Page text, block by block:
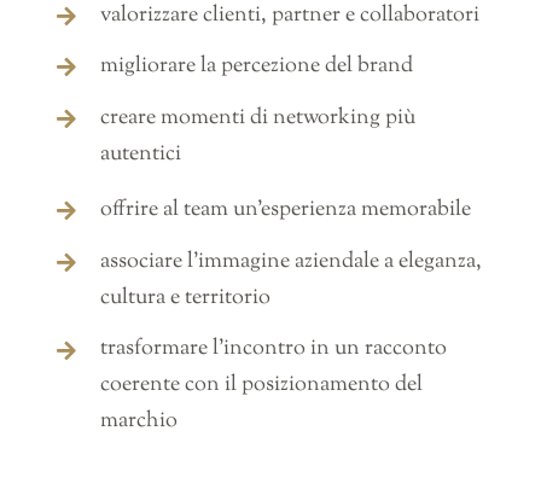
valorizzare clienti, partner e collaboratori
migliorare la percezione del brand
creare momenti di networking più
autentici
offrire al team un’esperienza memorabile
associare l’immagine aziendale a eleganza,
cultura e territorio
trasformare l’incontro in un racconto
coerente con il posizionamento del
marchio